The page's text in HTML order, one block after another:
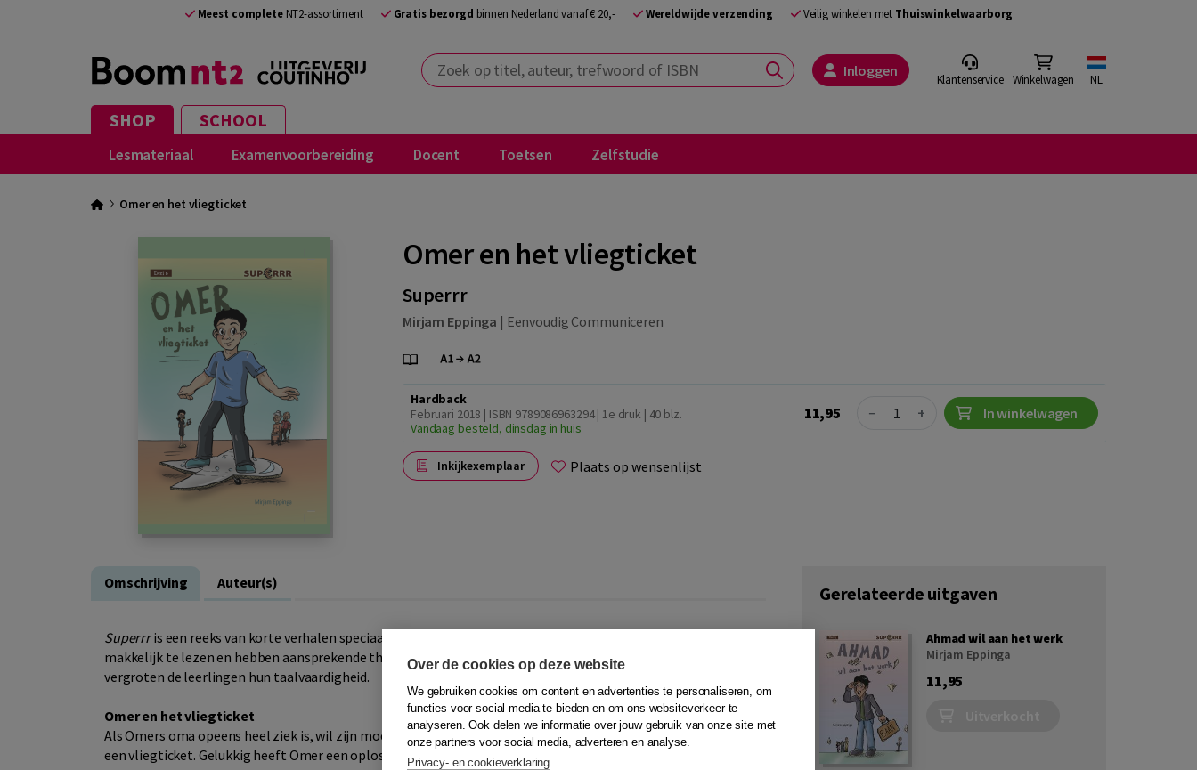
Meest completeNT2-assortiment Gratis bezorgd binnen Nederland vanaf € 20,- Wereldwijde verzending Veilig winkelen met Thuiswinkelwaarborg
Zoek op titel, auteur, trefwoord of ISBN Inloggen Klantenservice Winkelwagen NL
SHOP SCHOOL
Lesmateriaal Examenvoorbereiding Docent Toetsen Zelfstudie
Omer en het vliegticket
Omer en het vliegticket
Superrr
Mirjam Eppinga | Eenvoudig Communiceren
Hardback
Februari 2018 | ISBN 9789086963294 | 1e druk | 40 blz.
Vandaag besteld, dinsdag in huis
11,95 Quantity
− + In winkelwagen
Inkijkexemplaar Plaats op wensenlijst
Omschrijving Auteur(s)
Superrris een reeks van korte verhalen speciaal voor leerlingen van de ISK of het OKAN. De verhalen zijn
makkelijk te lezen en hebben aansprekende thema's als bijbaantjes, vriendschap en verliefdheid. Al lezend
vergroten de leerlingen hun taalvaardigheid.
Omer en het vliegticket
Als Omers oma opeens heel ziek is, wil zijn moeder het liefst meteen naar Turkije. Maar er is geen geld voor
een vliegticket. Gelukkig heeft Omer een oplossing!
Gerelateerde uitgaven
Ahmad wil aan het werk
Mirjam Eppinga
11,95
Over de cookies op deze website
We gebruiken cookies om content en advertenties te personaliseren, om
functies voor social media te bieden en om ons websiteverkeer te
analyseren. Ook delen we informatie over jouw gebruik van onze site met
onze partners voor social media, adverteren en analyse.
Privacy- en cookieverklaring